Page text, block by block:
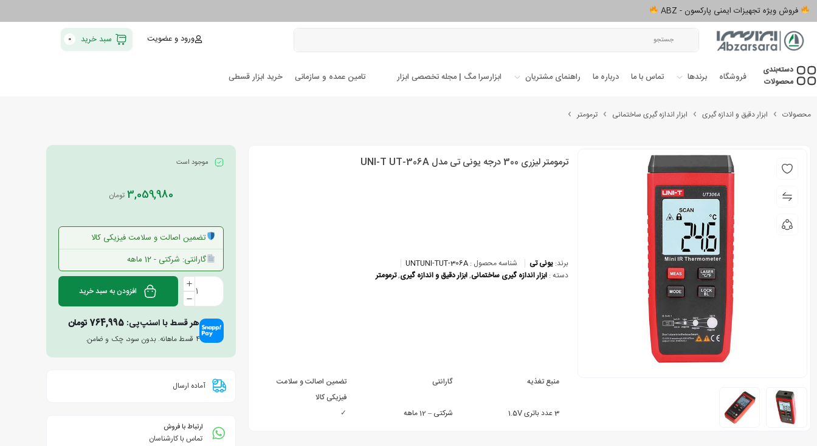
فروش ویژه تجهیزات ایمنی پارکسون - ABZ
ورود و عضویت سبد خرید 0
دسته‌بندی‌
محصولات
فروشگاه برندها تماس با ما درباره ما راهنمای مشتریان ابزارسرا مگ | مجله تخصصی ابزار تامین عمده و سازمانی خرید ابزار قسطی
محصولات ابزار دقیق و اندازه گیری ابزار اندازه گیری ساختمانی ترمومتر
ترمومتر لیزری 300 درجه یونی تی مدل UNI-T UT-306A
برند: یونی تی شناسه محصول : UNTUNI-TUT-306A
دسته : ابزار اندازه گیری ساختمانی,ابزار دقیق و اندازه گیری,ترمومتر
منبع تغذیه
3 عدد باتری 1.5V
گارانتی
شرکتی – 12 ماهه
تضمین اصالت و سلامت
فیزیکی کالا
✓
موجود است
3,059,980 تومان
تضمین اصالت و سلامت فیزیکی کالا
گارانتی: شرکتی - 12 ماهه
افزودن به سبد خرید
هر قسط با اسنپ‌پی: 764,995تومان
۴ قسط ماهانه. بدون سود، چک و ضامن.
آماده ارسال
ارتباط با فروش
تماس با کارشناسان